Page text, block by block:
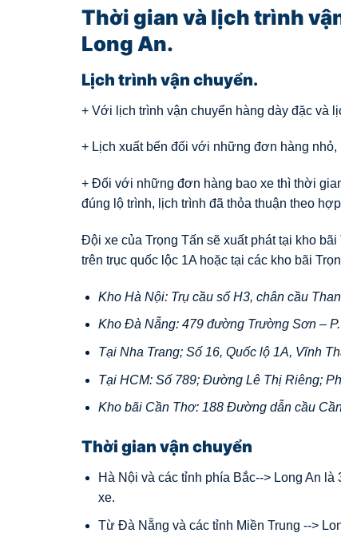
Thời gian và lịch trình
Long An.
Lịch trình vận chuyển.
+ Với lịch trình vận chuyển hàng dày đặc và
+ Lịch xuất bến đối với những đơn hàng
+ Đối với những đơn hàng bao xe thì thời
đúng lộ trình, lịch trình đã thỏa thuận theo
Đội xe của Trọng Tấn sẽ xuất phát tại kho
trên trục quốc lộc 1A hoặc tại các kho bãi
Kho Hà Nội: Trụ cầu số H3, chân cầu
Kho Đà Nẵng: 479 đường Trường Sơn –
Tại Nha Trang; Số 16, Quốc lộ 1A, Vĩnh
Tại HCM: Số 789; Đường Lê Thị Riêng;
Kho bãi Cần Thơ: 188 Đường dẫn cầu
Thời gian vận chuyển
Hà Nội và các tỉnh phía Bắc--> Long An
xe.
Từ Đà Nẵng và các tỉnh Miền Trung -->